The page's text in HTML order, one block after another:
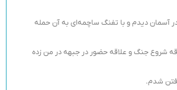
در آسمان دیدم و با تفنگ ساچمه‌ای به آن حمله
شروع جنگ و علاقه حضور در جبهه در من زده
شدم.